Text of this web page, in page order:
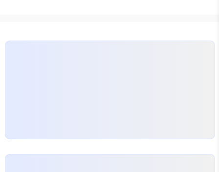
매달 고정적으로 발생해야 한다는 사실이다. 2024년